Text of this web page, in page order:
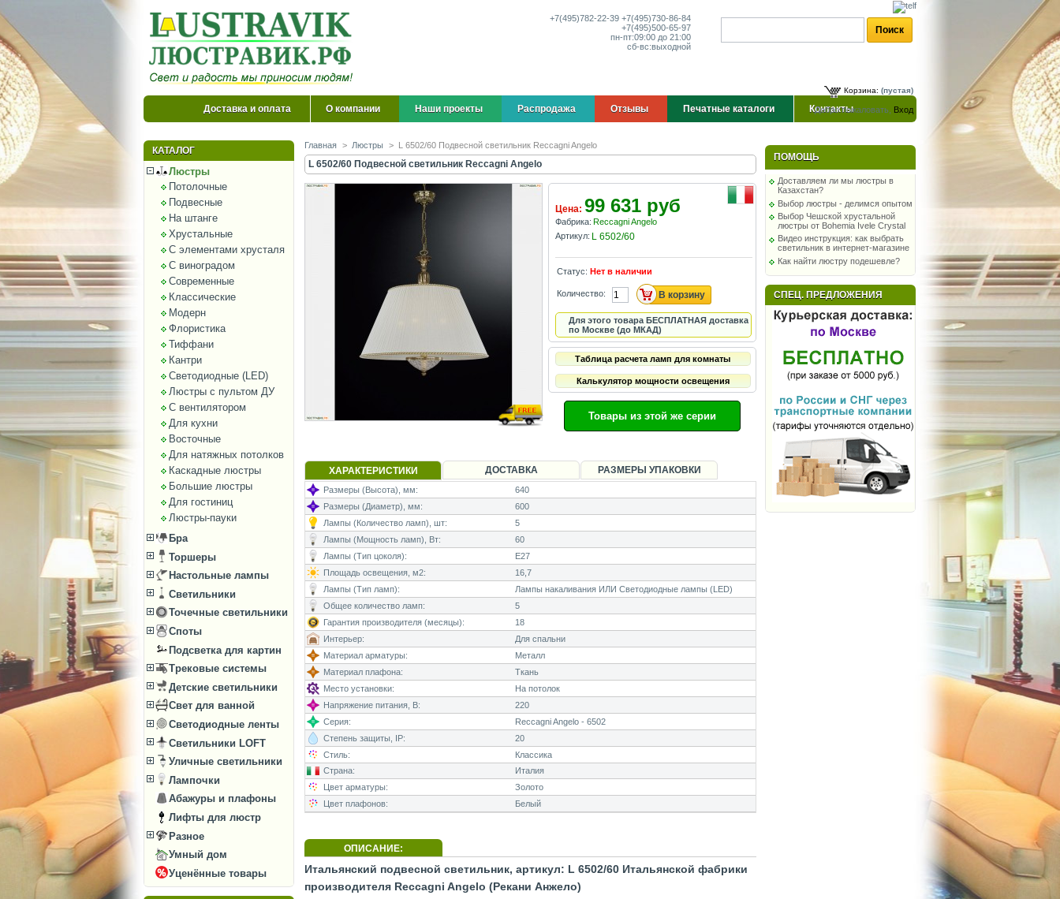
+7(495)782-22-39 +7(495)730-86-84
+7(495)500-65-97
пн-пт:09:00 до 21:00
сб-вс:выходной
Корзина: (пустая)
Добро пожаловать, Вход
Доставка и оплата О компании Наши проекты Распродажа Отзывы Печатные каталоги Контакты
КАТАЛОГ
Люстры
Потолочные
Подвесные
На штанге
Хрустальные
С элементами хрусталя
С виноградом
Современные
Классические
Модерн
Флористика
Тиффани
Кантри
Светодиодные (LED)
Люстры с пультом ДУ
С вентилятором
Для кухни
Восточные
Для натяжных потолков
Каскадные люстры
Большие люстры
Для гостиниц
Люстры-пауки
Бра
Торшеры
Настольные лампы
Светильники
Точечные светильники
Споты
Подсветка для картин
Трековые системы
Детские светильники
Свет для ванной
Светодиодные ленты
Светильники LOFT
Уличные светильники
Лампочки
Абажуры и плафоны
Лифты для люстр
Разное
Умный дом
Уценённые товары
Главная > Люстры > L 6502/60 Подвесной светильник Reccagni Angelo
L 6502/60 Подвесной светильник Reccagni Angelo
Цена: 99 631 руб
Фабрика: Reccagni Angelo
Артикул: L 6502/60
Статус: Нет в наличии
Количество:
Для этого товара БЕСПЛАТНАЯ доставка
по Москве (до МКАД)
Таблица расчета ламп для комнаты
Калькулятор мощности освещения
Товары из этой же серии
ХАРАКТЕРИСТИКИ ДОСТАВКА РАЗМЕРЫ УПАКОВКИ
Размеры (Высота), мм:
640
Размеры (Диаметр), мм:
600
Лампы (Количество ламп), шт:
5
Лампы (Мощность ламп), Вт:
60
Лампы (Тип цоколя):
E27
Площадь освещения, м2:
16,7
Лампы (Тип ламп):
Лампы накаливания ИЛИ Светодиодные лампы (LED)
Общее количество ламп:
5
Гарантия производителя (месяцы):
18
Интерьер:
Для спальни
Материал арматуры:
Металл
Материал плафона:
Ткань
Место установки:
На потолок
Напряжение питания, В:
220
Серия:
Reccagni Angelo - 6502
Степень защиты, IP:
20
Стиль:
Классика
Страна:
Италия
Цвет арматуры:
Золото
Цвет плафонов:
Белый
ОПИСАНИЕ:
Итальянский подвесной светильник, артикул: L 6502/60 Итальянской фабрики
производителя Reccagni Angelo (Рекани Анжело)
ПОМОЩЬ
Доставляем ли мы люстры в
Казахстан?
Выбор люстры - делимся опытом
Выбор Чешской хрустальной
люстры от Bohemia Ivele Crystal
Видео инструкция: как выбрать
светильник в интернет-магазине
Как найти люстру подешевле?
СПЕЦ. ПРЕДЛОЖЕНИЯ